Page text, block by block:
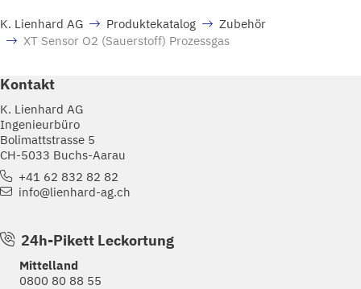
K. Lienhard AG Produktekatalog
Zubehör
XT Sensor O2 (Sauerstoff) Prozessgas
Kontakt
K. Lienhard AG
Ingenieurbüro
Bolimattstrasse 5
CH-5033 Buchs-Aarau
+41 62 832 82 82
info@lienhard-ag.ch
24h-Pikett Leckortung
Mittelland
0800 80 88 55